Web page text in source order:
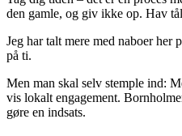
den gamle, og giv ikke op. Hav
Jeg har talt mere med naboer her
på ti.
Men man skal selv stemple ind:
vis lokalt engagement.
gøre en indsats.